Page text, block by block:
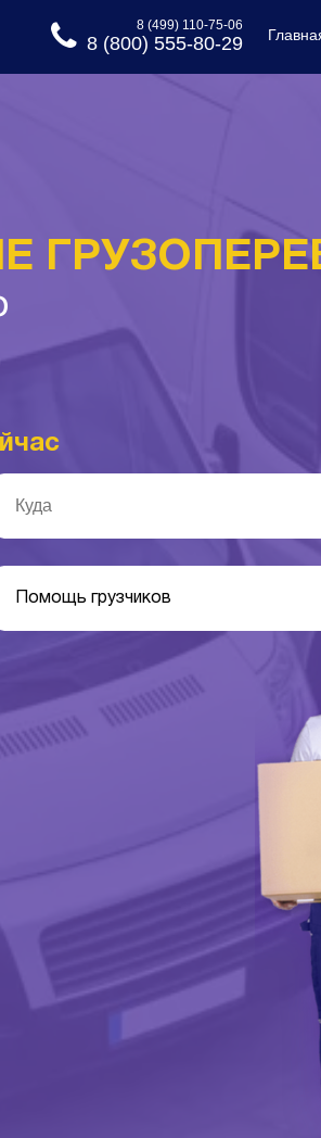
8 (499) 110-75-06
8 (800) 555-80-29
Помощь грузчиков